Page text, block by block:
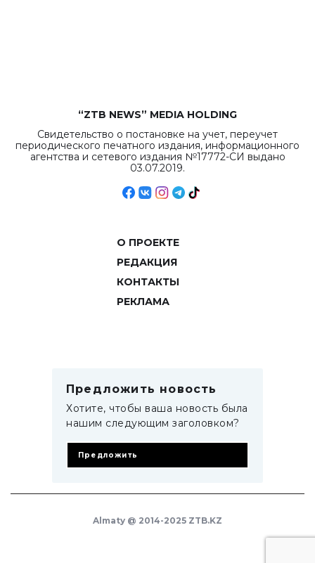
“ZTB NEWS” MEDIA HOLDING
Свидетельство о постановке на учет, переучет
периодического печатного издания, информационного
агентства и сетевого издания №17772-СИ выдано
03.07.2019.
О ПРОЕКТЕ
РЕДАКЦИЯ
КОНТАКТЫ
РЕКЛАМА
Предложить новость
Хотите, чтобы ваша новость была
нашим следующим заголовком?
Предложить
Almaty @ 2014-2025 ZTB.KZ